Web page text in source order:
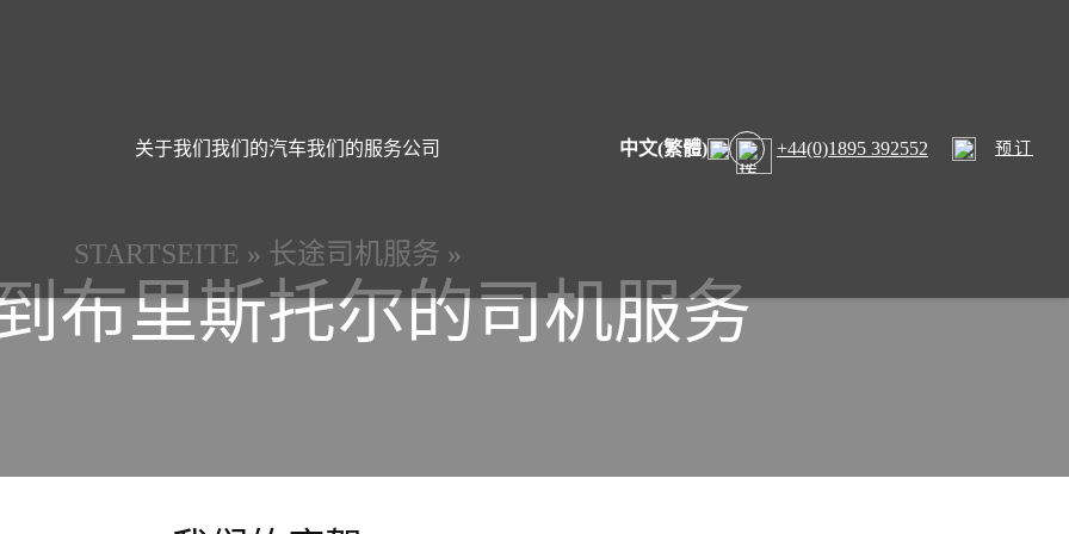
关于我们 我们的汽车我们的服务公司 中文(繁體) +44(0)1895 392552 预订
STARTSEITE » 长途司机服务 »
布里斯托尔的司机服务